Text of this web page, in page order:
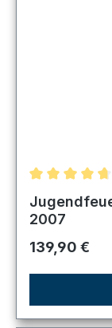
2007
Regulärer
139,90 €